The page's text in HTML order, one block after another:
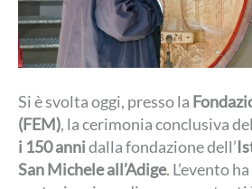
Si è svolta oggi, presso la
(FEM), la cerimonia conclusiva
i 150 annidalla fondazione dell’
San Michele all’Adige. L’evento